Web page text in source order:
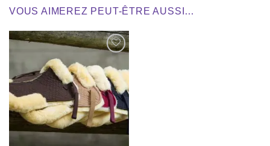
VOUS AIMEREZ PEUT-ÊTRE AUSSI…
à la liste
de
souhaits